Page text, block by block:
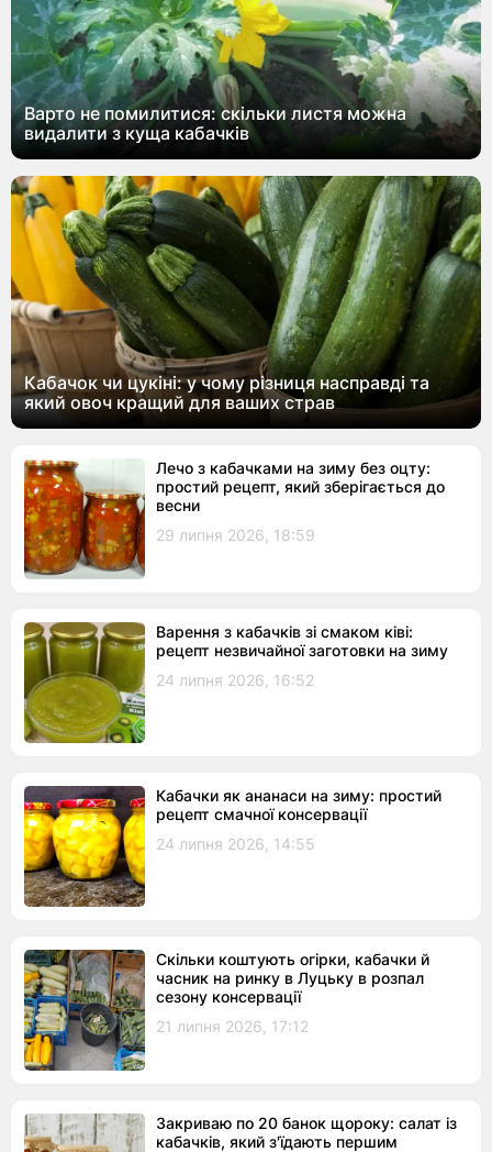
Варто не помилитися: скільки листя можна
видалити з куща кабачків
Кабачок чи цукіні: у чому різниця насправді та
який овоч кращий для ваших страв
Лечо з кабачками на зиму без оцту:
простий рецепт, який зберігається до
весни
29 липня 2026, 18:59
Варення з кабачків зі смаком ківі:
рецепт незвичайної заготовки на зиму
24 липня 2026, 16:52
Кабачки як ананаси на зиму: простий
рецепт смачної консервації
24 липня 2026, 14:55
Скільки коштують огірки, кабачки й
часник на ринку в Луцьку в розпал
сезону консервації
21 липня 2026, 17:12
Закриваю по 20 банок щороку: салат із
кабачків, який з'їдають першим